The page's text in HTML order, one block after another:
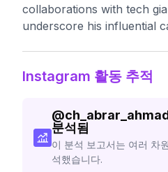
collaborations with tech
underscore his influential
Instagram 활동 추적
@
분석됨
이 분석 보고서는 여러 차
석했습니다.